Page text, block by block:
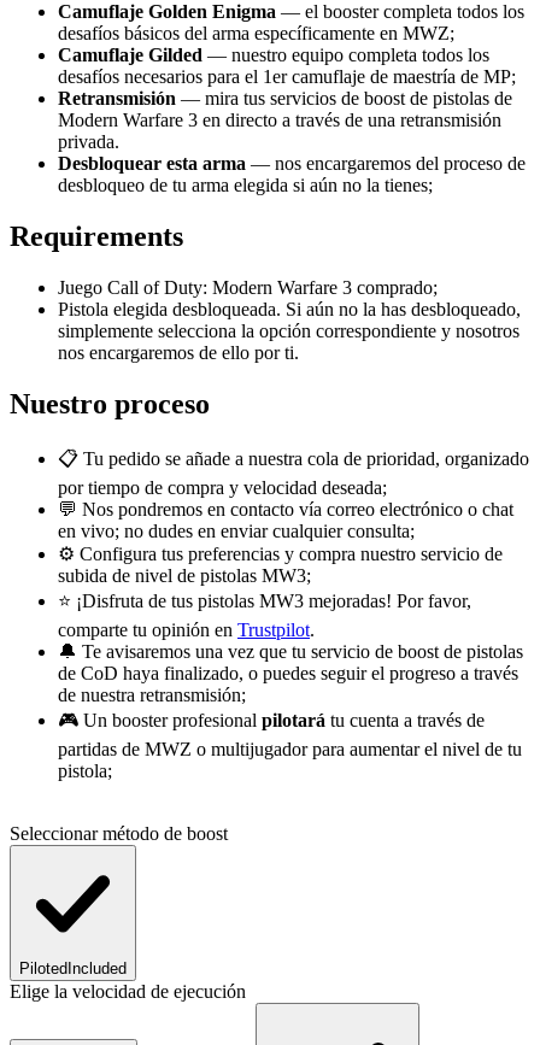
Camuflaje Golden Enigma — el booster completa todos los
desafíos básicos del arma específicamente en MWZ;
Camuflaje Gilded — nuestro equipo completa todos los
desafíos necesarios para el 1er camuflaje de maestría de MP;
Retransmisión — mira tus servicios de boost de pistolas de
Modern Warfare 3 en directo a través de una retransmisión
privada.
Desbloquear esta arma — nos encargaremos del proceso de
desbloqueo de tu arma elegida si aún no la tienes;
Requirements
Juego Call of Duty: Modern Warfare 3 comprado;
Pistola elegida desbloqueada. Si aún no la has desbloqueado,
simplemente selecciona la opción correspondiente y nosotros
nos encargaremos de ello por ti.
Nuestro proceso
📋 Tu pedido se añade a nuestra cola de prioridad, organizado
por tiempo de compra y velocidad deseada;
💬 Nos pondremos en contacto vía correo electrónico o chat
en vivo; no dudes en enviar cualquier consulta;
⚙️ Configura tus preferencias y compra nuestro servicio de
subida de nivel de pistolas MW3;
⭐ ¡Disfruta de tus pistolas MW3 mejoradas! Por favor,
comparte tu opinión en Trustpilot.
🔔 Te avisaremos una vez que tu servicio de boost de pistolas
de CoD haya finalizado, o puedes seguir el progreso a través
de nuestra retransmisión;
🎮 Un booster profesional pilotará tu cuenta a través de
partidas de MWZ o multijugador para aumentar el nivel de tu
pistola;
Seleccionar método de boost
Piloted Included
Elige la velocidad de ejecución